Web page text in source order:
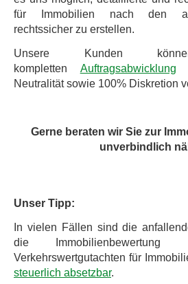
für Immobilien nach den
rechtssicher zu erstellen.
Unsere Kunden
kompletten Auftragsabwicklung
Neutralität sowie 100% Diskretion
Gerne beraten wir Sie zur
unverbindlich
Unser Tipp:
In vielen Fällen sind die
die
Verkehrswertgutachten für
steuerlich absetzbar.